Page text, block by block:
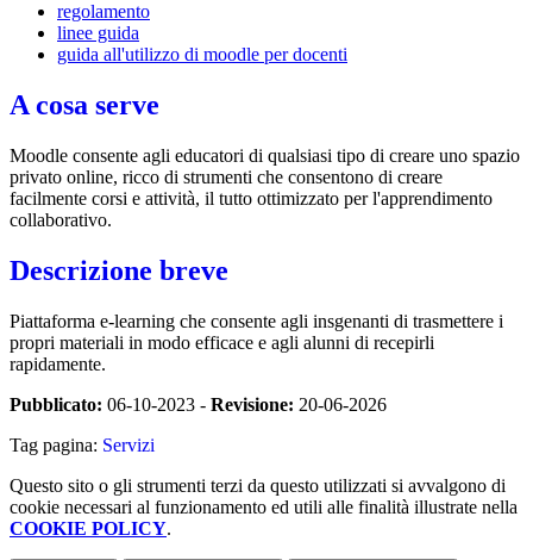
regolamento
linee guida
guida all'utilizzo di moodle per docenti
A cosa serve
Moodle consente agli educatori di qualsiasi tipo di creare uno spazio
privato online, ricco di strumenti che consentono di creare
facilmente corsi e attività, il tutto ottimizzato per l'apprendimento
collaborativo.
Descrizione breve
Piattaforma e-learning che consente agli insgenanti di trasmettere i
propri materiali in modo efficace e agli alunni di recepirli
rapidamente.
Pubblicato: 06-10-2023 - Revisione: 20-06-2026
Tag pagina: Servizi
Questo sito o gli strumenti terzi da questo utilizzati si avvalgono di
cookie necessari al funzionamento ed utili alle finalità illustrate nella
COOKIE POLICY.